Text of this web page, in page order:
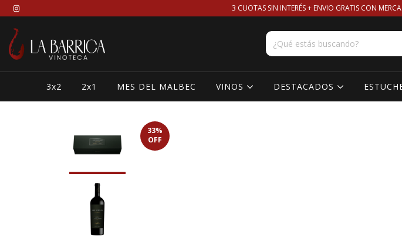
3 CUOTAS SIN INTERÉS + ENVIO GRATIS CON
3x2 2x1 MES DEL MALBEC VINOS DESTACADOS
33%
OFF